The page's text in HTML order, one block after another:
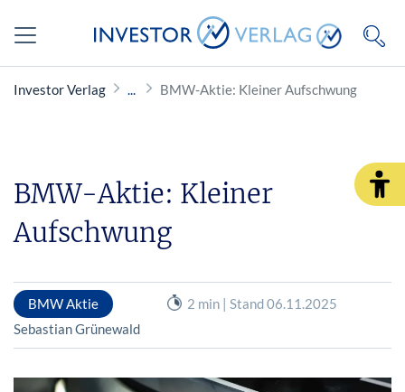
Investor Verlag BMW-Aktie: Kleiner Aufschwung
BMW-Aktie: Kleiner
Aufschwung
BMW Aktie
2 min | Stand 06.11.2025
Sebastian Grünewald